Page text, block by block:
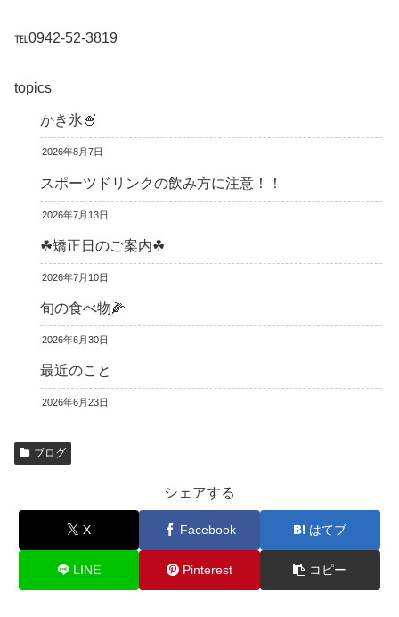
℡0942-52-3819
topics
かき氷🍧
2026年8月7日
スポーツドリンクの飲み方に注意！！
2026年7月13日
☘矯正日のご案内☘
2026年7月10日
旬の食べ物🌽
2026年6月30日
最近のこと
2026年6月23日
ブログ
シェアする
X Facebook はてブ
LINE Pinterest コピー